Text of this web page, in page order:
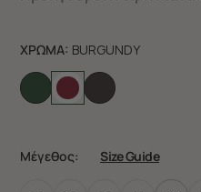
ΧΡΩΜΑ: BURGUNDY
Μέγεθος: Size Guide